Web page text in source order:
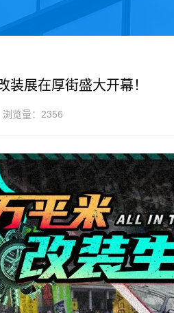
走进GDE
装展在厚街盛大开幕！
浏览量： 2356